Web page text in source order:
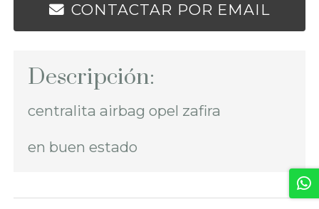
CONTACTAR POR EMAIL
Descripción:
centralita airbag opel zafira
en buen estado